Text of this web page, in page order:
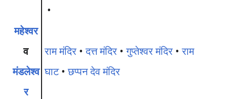
•
महेश्वर
व
मंडलेश्व
र
राम मंदिर •दत्त मंदिर •गुप्तेश्वर मंदिर •राम
घाट•छप्पन देव मंदिर